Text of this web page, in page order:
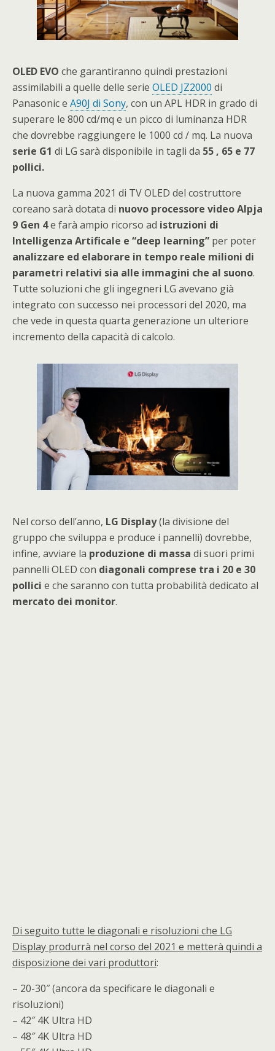
OLED EVO che garantiranno quindi prestazioni
assimilabili a quelle delle serie OLED JZ2000 di
Panasonic e A90J di Sony, con un APL HDR in grado di
superare le 800 cd/mq e un picco di luminanza HDR
che dovrebbe raggiungere le 1000 cd / mq. La nuova
serie G1 di LG sarà disponibile in tagli da 55 , 65 e 77
pollici.
La nuova gamma 2021 di TV OLED del costruttore
coreano sarà dotata di nuovo processore video Alpja
9 Gen 4e farà ampio ricorso ad istruzioni di
Intelligenza Artificale e “deep learning” per poter
analizzare ed elaborare in tempo reale milioni di
parametri relativi sia alle immagini che al suono.
Tutte soluzioni che gli ingegneri LG avevano già
integrato con successo nei processori del 2020, ma
che vede in questa quarta generazione un ulteriore
incremento della capacità di calcolo.
Nel corso dell’anno, LG Display(la divisione del
gruppo che sviluppa e produce i pannelli) dovrebbe,
infine, avviare la produzione di massa di suori primi
pannelli OLED con diagonali comprese tra i 20 e 30
pollici e che saranno con tutta probabilità dedicato al
mercato dei monitor.
Di seguito tutte le diagonali e risoluzioni che LG
Display produrrà nel corso del 2021 e metterà quindi a
disposizione dei vari produttori:
– 20-30″ (ancora da specificare le diagonali e
risoluzioni)
– 42″ 4K Ultra HD
– 48″ 4K Ultra HD